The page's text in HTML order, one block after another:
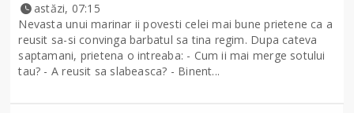
astăzi, 07:15
Nevasta unui marinar ii povesti celei mai bune prietene ca a
reusit sa-si convinga barbatul sa tina regim. Dupa cateva
saptamani, prietena o intreaba: - Cum ii mai merge sotului
tau? - A reusit sa slabeasca? - Binent...